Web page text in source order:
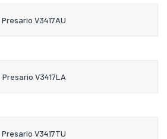
Presario V3417AU
Presario V3417LA
Presario V3417TU